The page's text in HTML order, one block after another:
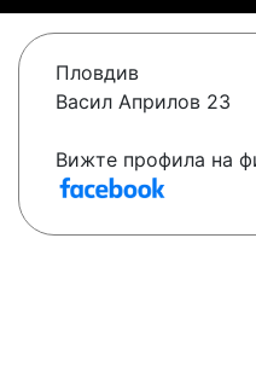
Пловдив
Васил Априлов 23
Вижте профила на